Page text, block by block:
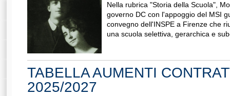
Nella rubrica "Storia della Scuola",
governo DC con l'appoggio del MSI
convegno dell'INSPE a Firenze che
una scuola selettiva, gerarchica e
TABELLA AUMENTI
2025/2027